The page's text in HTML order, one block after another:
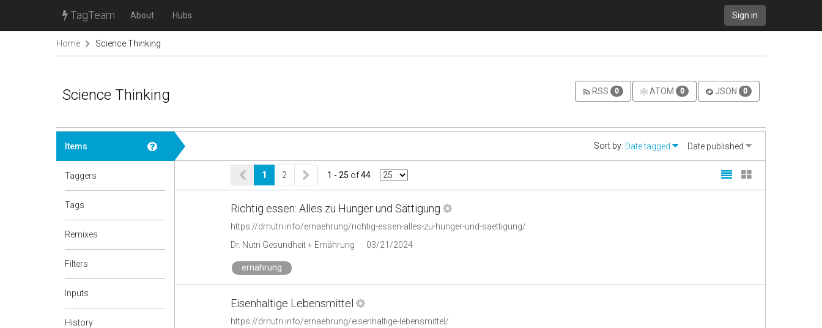
TagTeam About Hubs Sign in
Home Science Thinking
Science Thinking RSS 0 ATOM 0 JSON 0
Items
Taggers
Tags
Remixes
Filters
Inputs
History
Sort by: Date tagged Date published
1 2 1 - 25 of44
Richtig essen: Alles zu Hunger und Sättigung
https://drnutri.info/ernaehrung/richtig-essen-alles-zu-hunger-und-saettigung/
Dr. Nutri Gesundheit + Ernährung
03/21/2024
ernährung
Eisenhaltige Lebensmittel
https://drnutri.info/ernaehrung/eisenhaltige-lebensmittel/